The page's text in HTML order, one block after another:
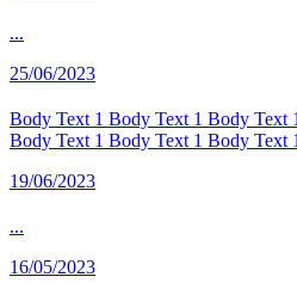
...
25/06/2023
Body Text 1 Body Text 1 Body Text
Body Text 1 Body Text 1 Body Text
19/06/2023
...
16/05/2023